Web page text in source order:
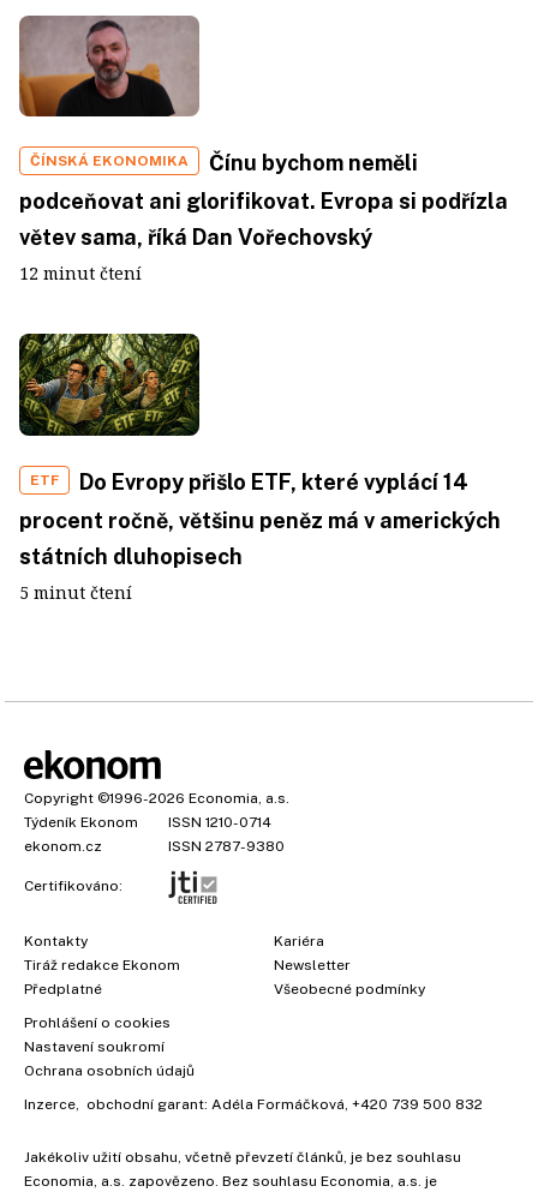
ČÍNSKÁ EKONOMIKA
Čínu bychom neměli
podceňovat ani glorifikovat. Evropa si podřízla
větev sama, říká Dan Vořechovský
12 minut čtení
ETF
Do Evropy přišlo ETF, které vyplácí 14
procent ročně, většinu peněz má v amerických
státních dluhopisech
5 minut čtení
Copyright ©1996-2026 Economia, a.s.
Týdeník Ekonom
ISSN 1210-0714
ekonom.cz
ISSN 2787-9380
Certifikováno:
Kontakty
Tiráž redakce Ekonom
Předplatné
Kariéra
Newsletter
Všeobecné podmínky
Prohlášení o cookies
Nastavení soukromí
Ochrana osobních údajů
Inzerce , obchodní garant: Adéla Formáčková +420 739 500 832
Jakékoliv užití obsahu, včetně převzetí článků, je bez souhlasu
Economia, a.s. zapovězeno. Bez souhlasu Economia, a.s. je